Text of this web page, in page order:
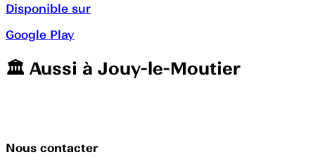
Disponible sur
Google Play
🏛️️ Aussi à Jouy-le-Moutier
Nous contacter